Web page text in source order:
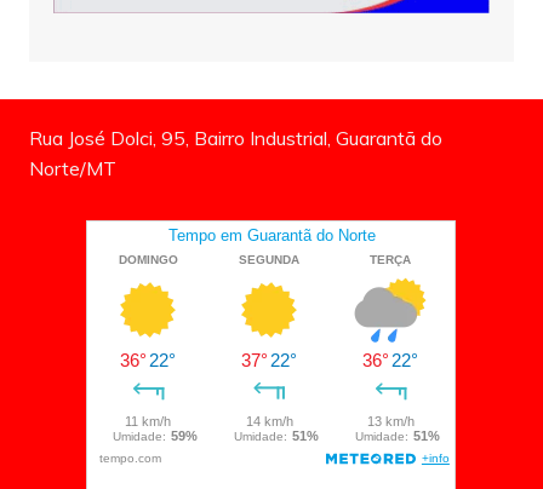
Rua José Dolci, 95, Bairro Industrial, Guarantã do
Norte/MT